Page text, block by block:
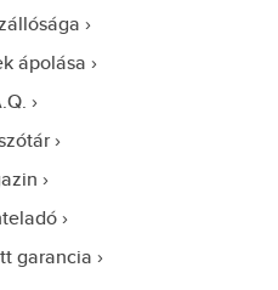
ápolása
garancia